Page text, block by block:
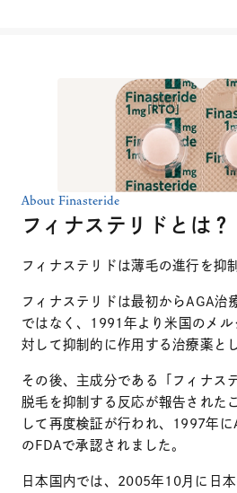
About Finasteride
フィナステリドとは？
フィナステリドは薄毛の進行を抑
フィナステリドは最初からAGA治
ではなく、1991年より米国のメル
対して抑制的に作用する治療薬と
その後、主成分である「フィナス
脱毛を抑制する反応が報告された
して再度検証が行われ、1997年に
のFDAで承認されました。
日本国内では、2005年10月に日